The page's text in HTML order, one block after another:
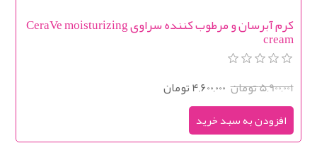
کرم آبرسان و مرطوب کننده سراوی CeraVe moisturizing
cream
5,900,001 تومان 4,600,000 تومان